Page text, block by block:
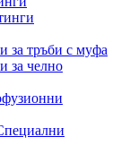
за тръби с муфа
за челно